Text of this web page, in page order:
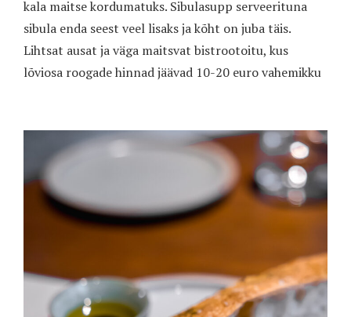
kala maitse kordumatuks. Sibulasupp serveerituna
sibula enda seest veel lisaks ja kõht on juba täis.
Lihtsat ausat ja väga maitsvat bistrootoitu, kus
lõviosa roogade hinnad jäävad 10-20 euro vahemikku